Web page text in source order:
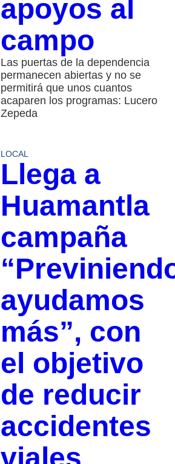
apoyos al
campo
Las puertas de la dependencia
permanecen abiertas y no se
permitirá que unos cuantos
acaparen los programas: Lucero
Zepeda
LOCAL
Llega a
Huamantla
campaña
ayudamos
más”, con
el objetivo
de reducir
accidentes
viales